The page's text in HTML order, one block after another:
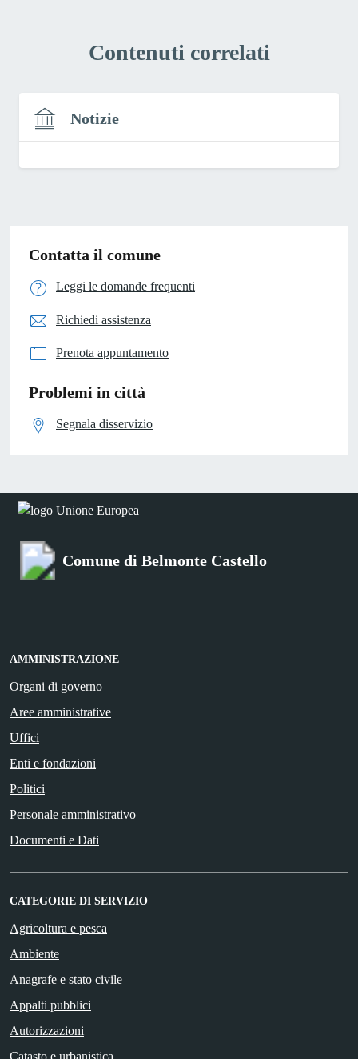
Contenuti correlati
Notizie
Contatta il comune
Leggi le domande frequenti
Richiedi assistenza
Prenota appuntamento
Problemi in città
Segnala disservizio
Comune di Belmonte Castello
AMMINISTRAZIONE
Organi di governo
Aree amministrative
Uffici
Enti e fondazioni
Politici
Personale amministrativo
Documenti e Dati
CATEGORIE DI SERVIZIO
Agricoltura e pesca
Ambiente
Anagrafe e stato civile
Appalti pubblici
Autorizzazioni
Catasto e urbanistica